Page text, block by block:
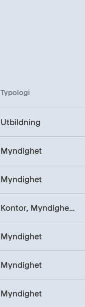
Typologi
Utbildning
Myndighet
Myndighet
Kontor, Myndighet, Utbildning
Myndighet
Myndighet
Myndighet